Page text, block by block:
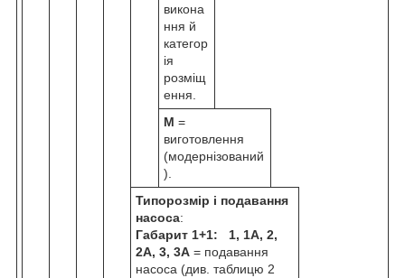
викона
ння й
категор
ія
розміщ
ення.
М =
виготовлення
(модернізований
).
Типорозмір і подавання
насоса:
Габарит 1+1: 1, 1А, 2,
2А, 3, 3А = подавання
насоса (див. таблицю 2